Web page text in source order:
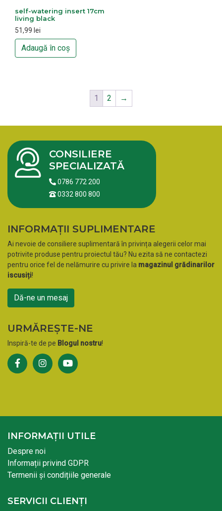
self-watering insert 17cm
living black
51,99 lei
Adaugă în coș
1 2 →
CONSILIERE
SPECIALIZATĂ
0786 772 200
0332 800 800
INFORMAȚII SUPLIMENTARE
Ai nevoie de consiliere suplimentară în privința alegerii celor mai
potrivite produse pentru proiectul tău? Nu ezita să ne contactezi
pentru orice fel de nelămurire cu privire la magazinul grădinarilor
iscusiți!
Dă-ne un mesaj
URMĂREȘTE-NE
Inspiră-te de pe Blogul nostru!
INFORMAȚII UTILE
Despre noi
Informații privind GDPR
Termenii și condițiile generale
SERVICII CLIENȚI